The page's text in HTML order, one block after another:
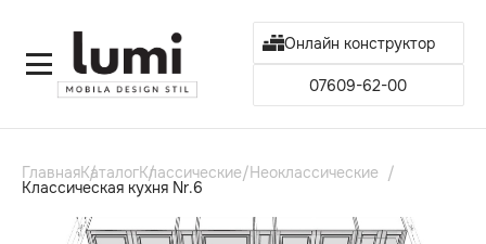
Онлайн конструктор
07609-62-00
ГлавнаяКаталогКлассические/Неоклассические
Классическая кухня Nr.6